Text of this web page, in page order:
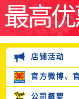
店铺活动
官方微博、
公司概要